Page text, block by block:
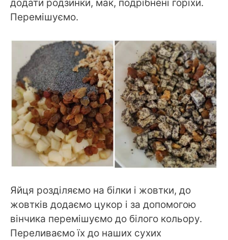
додати родзинки, мак, подрібнені горіхи.
Перемішуємо.
Яйця розділяємо на білки і жовтки, до
жовтків додаємо цукор і за допомогою
вінчика перемішуємо до білого кольору.
Переливаємо їх до наших сухих